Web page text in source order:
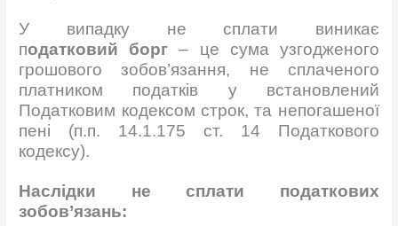
У випадку не сплати виникає
податковий борг – це сума узгодженого
грошового зобов’язання, не сплаченого
платником податків у встановлений
Податковим кодексом строк, та непогашеної
пені (п.п. 14.1.175 ст. 14 Податкового
кодексу).
Наслідки не сплати податкових
зобов’язань: